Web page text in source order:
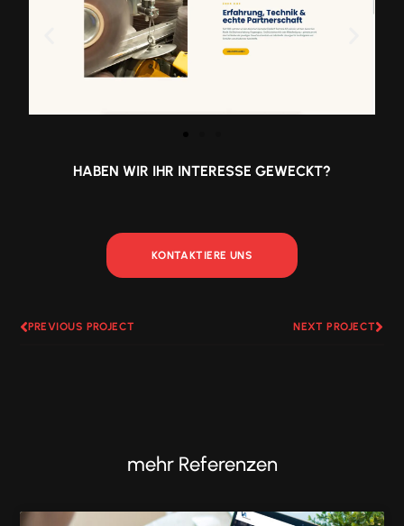
HABEN WIR IHR INTERESSE GEWECKT?
KONTAKTIERE UNS
PREVIOUS PROJECT NEXT PROJECT
mehr Referenzen